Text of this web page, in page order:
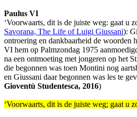
Paulus VI
‘Voorwaarts, dit is de juiste weg: gaat u
Savorana, The Life of Luigi Giussani):
ontroering en dankbaarheid de woorden
VI hem op Palmzondag 1975
na een ontmoeting met jongeren op het
die begonnen was toen Montini nog
en Giussani daar begonnen was les te
Gioventù Studentesca, 2016)
‘Voorwaarts, dit is de juiste weg; gaat u